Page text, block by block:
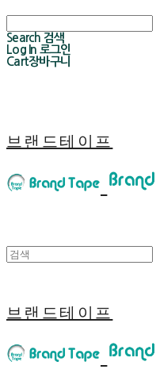
Search 검색
Log In 로그인
Cart장바구니
브랜드테이프
브랜드테이프